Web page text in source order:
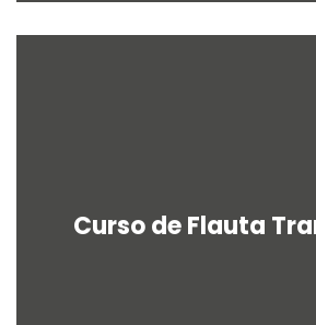
Curso de Flauta